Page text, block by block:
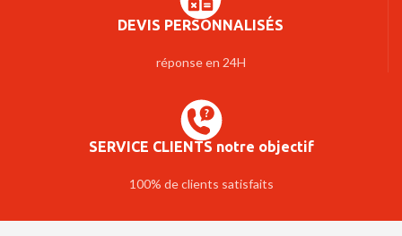
DEVIS PERSONNALISÉS
réponse en 24H
SERVICE CLIENTS notre objectif
100% de clients satisfaits